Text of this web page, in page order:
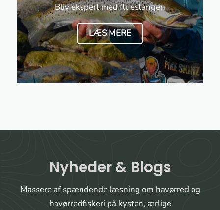
Bliv ekspert med fluestangen
LÆS MERE
Nyheder & Blogs
Massere af spændende læsning om havørred og
havørredfiskeri på kysten, ærlige